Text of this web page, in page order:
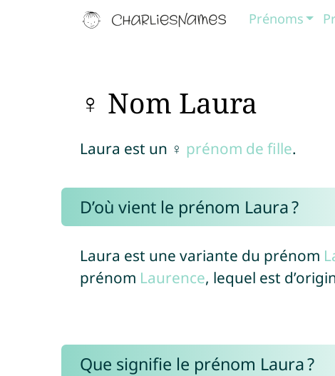
Prénoms
♀ Nom Laura
Laura est un ♀ prénom de fille.
D’où vient le prénom Laura ?
Laura est une variante du prénom
prénom Laurence, lequel est
Que signifie le prénom Laura ?